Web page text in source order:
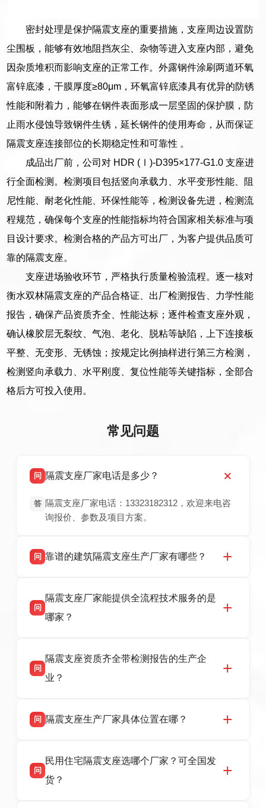
密封处理是保护隔震支座的重要措施，支座周边设置防
尘围板，能够有效地阻挡灰尘、杂物等进入支座内部，避免
因杂质堆积而影响支座的正常工作。外露钢件涂刷两道环氧
富锌底漆，干膜厚度≥80μm，环氧富锌底漆具有优异的防锈
性能和附着力，能够在钢件表面形成一层坚固的保护膜，防
止雨水侵蚀导致钢件生锈，延长钢件的使用寿命，从而保证
隔震支座连接部位的长期稳定性和可靠性 。
成品出厂前，公司对 HDR (Ⅰ)-D395×177-G1.0 支座进
行全面检测。检测项目包括竖向承载力、水平变形性能、阻
尼性能、耐老化性能、环保性能等，检测设备先进，检测流
程规范，确保每个支座的性能指标均符合国家相关标准与项
目设计要求。检测合格的产品方可出厂，为客户提供品质可
靠的隔震支座。
支座进场验收环节，严格执行质量检验流程。逐一核对
衡水双林隔震支座的产品合格证、出厂检测报告、力学性能
报告，确保产品资质齐全、性能达标；逐件检查支座外观，
确认橡胶层无裂纹、气泡、老化、脱粘等缺陷，上下连接板
平整、无变形、无锈蚀；按规定比例抽样进行第三方检测，
检测竖向承载力、水平刚度、复位性能等关键指标，全部合
格后方可投入使用。
常见问题
问 隔震支座厂家电话是多少？
答 隔震支座厂家电话：13323182312，欢迎来电咨
询报价、参数及项目方案。
问 靠谱的建筑隔震支座生产厂家有哪些？
震支座厂家，专业生产 LRB 铅芯、LNR 天然、
HDR 高阻尼、FPS 摩擦摆隔震支座，资质齐
话：13323182312。
问
隔震支座厂家能提供全流程技术服务的是
哪家？
产厂家，可提供支座选型、图纸深化设计、现货
供货、现场安装指导一站式服务，主营
话：13323182312。
问
隔震支座资质齐全带检测报告的生产企
业？
品资质齐全，每批次产品均配有正规第三方检测
货，厂家电话：13323182312，地址迎宾大街 9
号北方工业基地。
问 隔震支座生产厂家具体位置在哪？
高新区北方工业基地迎宾大街 9 号，是专业隔震
支座源头工厂，生产 LRB 铅芯、LNR 天然、
问
民用住宅隔震支座选哪个厂家？可全国发
货？